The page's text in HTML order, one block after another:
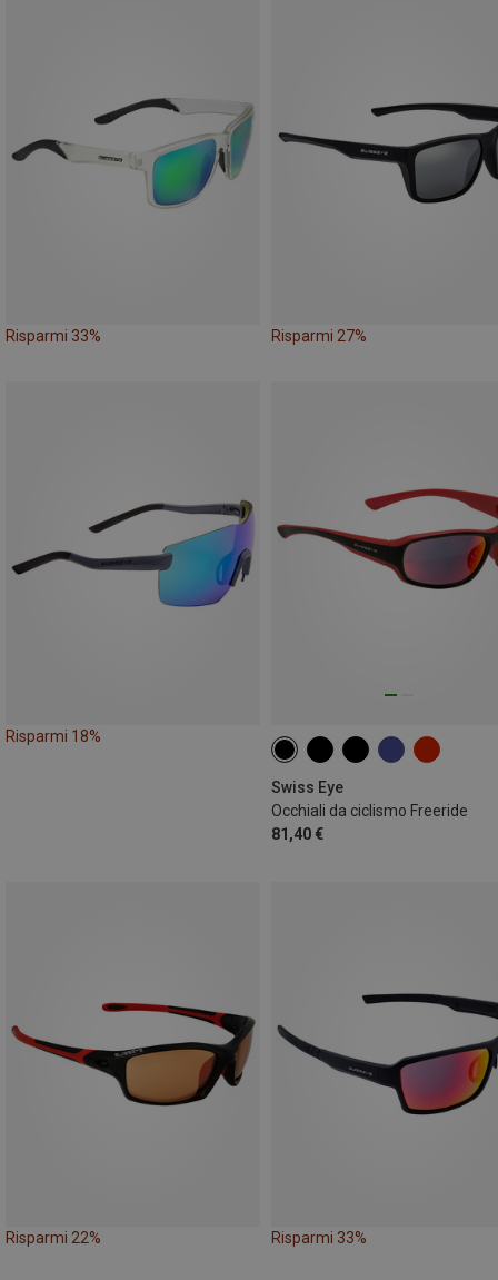
Risparmi 33% Risparmi 27%
Risparmi 18%
Swiss Eye
Occhiali da ciclismo Freeride
81,40 €
Risparmi 22% Risparmi 33%